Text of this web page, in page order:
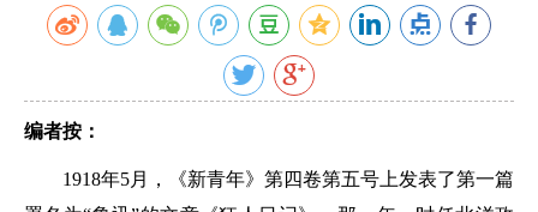
编者按：
1918年5月，《新青年》第四卷第五号上发表了第一篇